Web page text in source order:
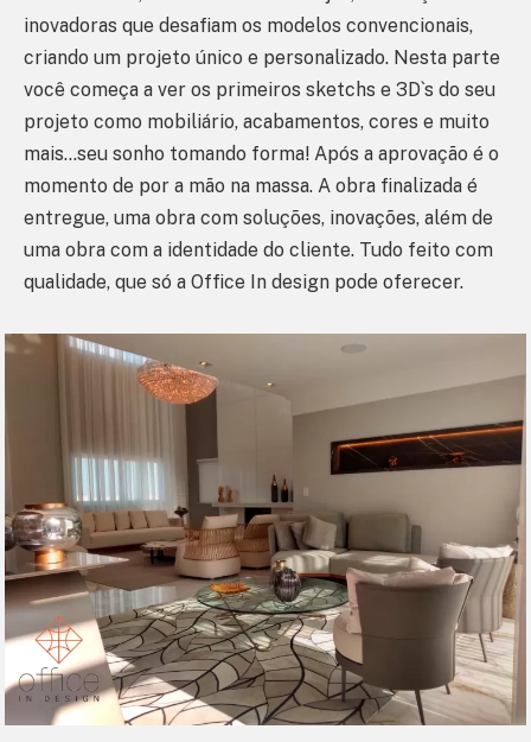
inovadoras que desafiam os modelos convencionais,
criando um projeto único e personalizado. Nesta parte
você começa a ver os primeiros sketchs e 3D`s do seu
projeto como mobiliário, acabamentos, cores e muito
mais…seu sonho tomando forma! Após a aprovação é o
momento de por a mão na massa. A obra finalizada é
entregue, uma obra com soluções, inovações, além de
uma obra com a identidade do cliente. Tudo feito com
qualidade, que só a Office In design pode oferecer.